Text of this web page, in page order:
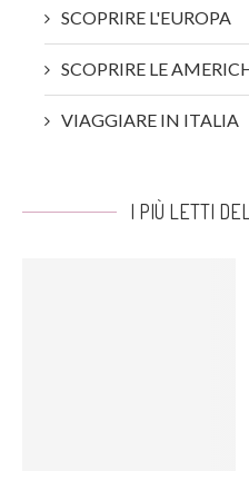
SCOPRIRE L'EUROPA
SCOPRIRE LE
VIAGGIARE IN ITALIA
I PIÙ LETTI